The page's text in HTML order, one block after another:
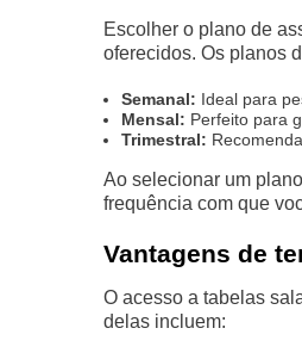
Escolher o plano de
oferecidos. Os planos
Semanal: Ideal para
Mensal: Perfeito para
Trimestral:
Ao selecionar um
frequência com que
Vantagens de
O acesso a tabelas
delas incluem: